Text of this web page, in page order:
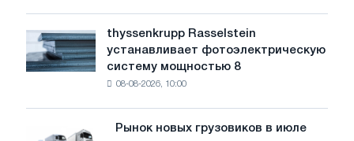
воды
угрожает
thyssenkrupp
Rasselstein
устанавливает
фотоэлектрическую
thyssenkrupp Rasselstein
устанавливает фотоэлектрическую
систему мощностью 8
08-08-2026, 10:00
Рынок
Рынок новых грузовиков в июле